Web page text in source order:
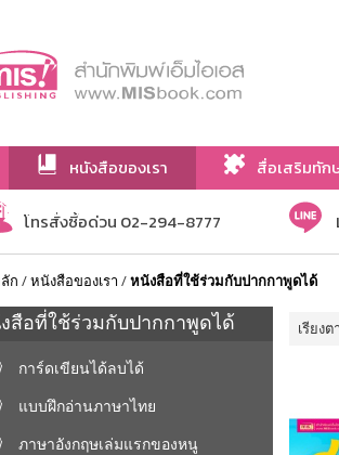
หนังสือของเรา
สื่อเสริมทัก
เกี่ยวกับเรา
โทรสั่งซื้อด่วน 02-294-8777
ก /หนังสือของเรา /หนังสือที่ใช้ร่วมกับปากกาพูดได้
สือที่ใช้ร่วมกับปากกาพูดได้
การ์ดเขียนได้ลบได้
แบบฝึกอ่านภาษาไทย
ภาษาอังกฤษเล่มแรกของหนู
เรียง